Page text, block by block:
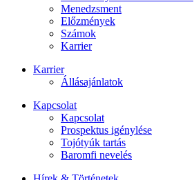
Menedzsment
Előzmények
Számok
Karrier
Karrier
Állásajánlatok
Kapcsolat
Kapcsolat
Prospektus igénylése
Tojótyúk tartás
Baromfi nevelés